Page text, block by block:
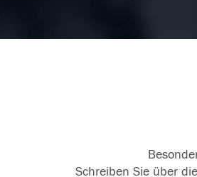
Schreiben Sie über